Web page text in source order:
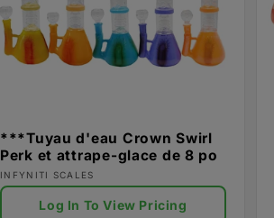
***Tuyau d'eau Crown Swirl
Perk et attrape-glace de 8 po
Fournisseur :
INFYNITI SCALES
Log In To View Pricing